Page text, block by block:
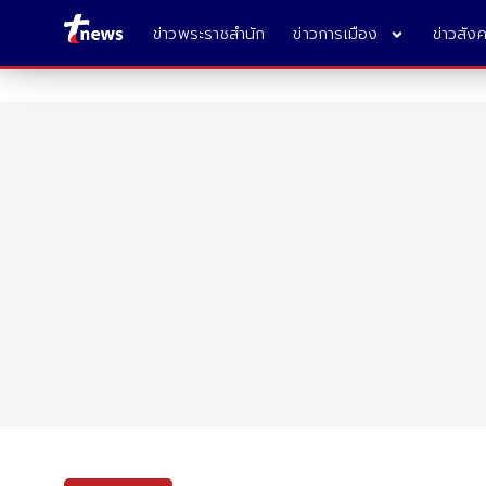
ข่าวพระราชสำนัก ข่าวการเมือง ข่าวสัง